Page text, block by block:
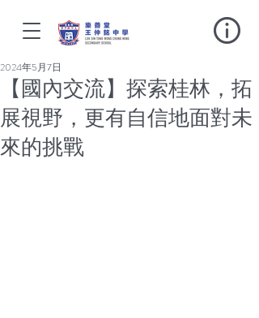
【國內交流】探索桂林，拓
展視野，更有自信地面對未
來的挑戰
2024年5月7日